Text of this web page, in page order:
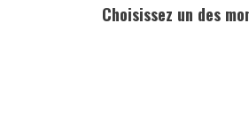
Choisissez un des